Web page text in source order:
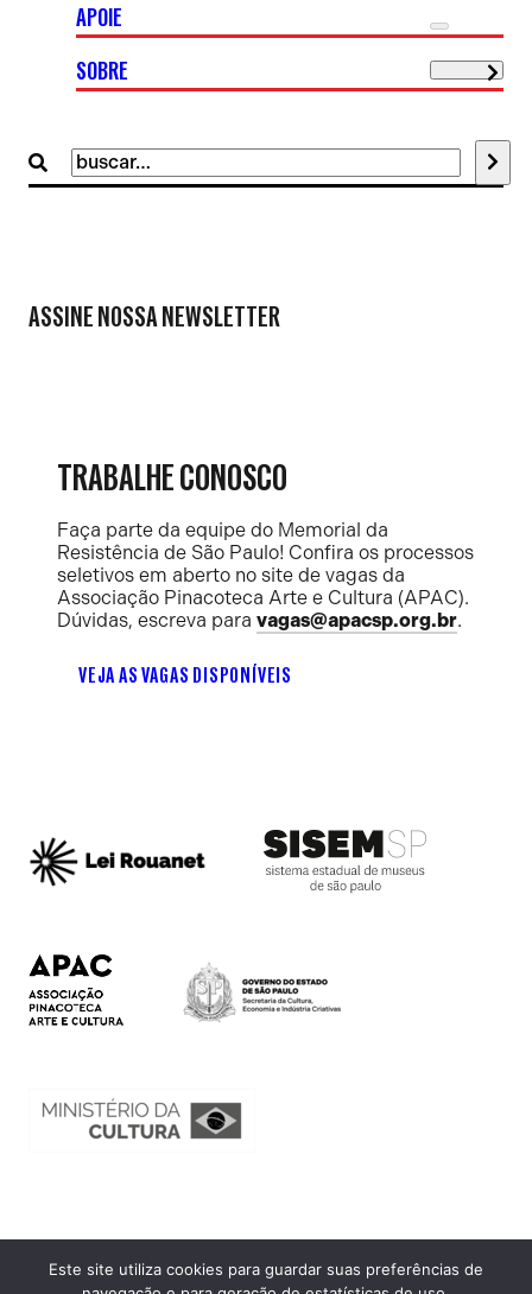
Buscar
por:
APOIE
SOBRE
ASSINE NOSSA NEWSLETTER
TRABALHE CONOSCO
Faça parte da equipe do Memorial da
Resistência de São Paulo! Confira os processos
seletivos em aberto no site de vagas da
Associação Pinacoteca Arte e Cultura (APAC).
Dúvidas, escreva para vagas@apacsp.org.br.
VEJA AS VAGAS DISPONÍVEIS
Ouvidoria
Este site utiliza cookies para guardar suas preferências de